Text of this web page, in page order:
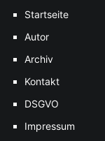
Startseite
Autor
Archiv
Kontakt
DSGVO
Impressum